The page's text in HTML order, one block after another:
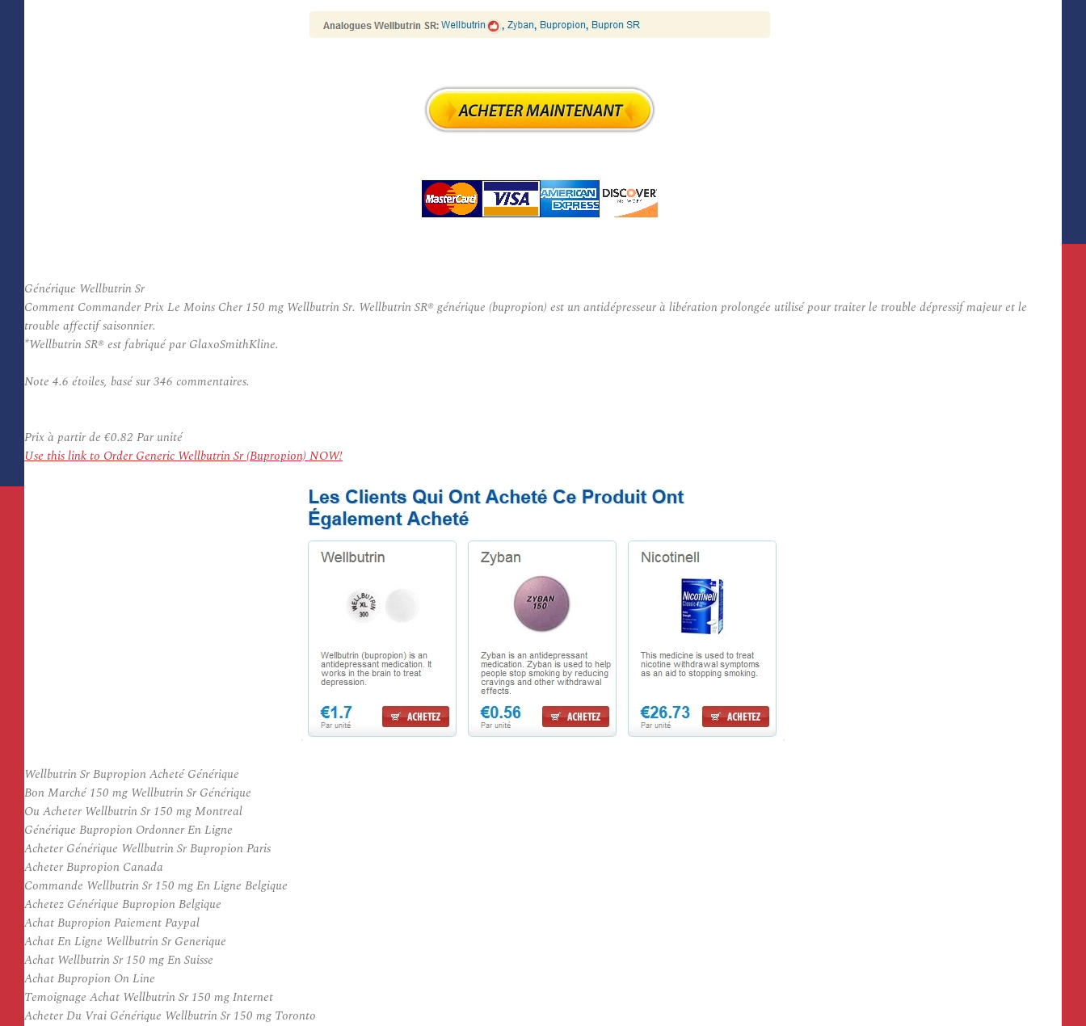
Générique Wellbutrin Sr
Comment Commander Prix Le Moins Cher 150 mg Wellbutrin Sr. Wellbutrin SR® générique (bupropion) est un antidépresseur à libération prolongée utilisé pour traiter le trouble dépressif majeur et le
trouble affectif saisonnier.
*Wellbutrin SR® est fabriqué par GlaxoSmithKline.
Note 4.6 étoiles, basé sur346 commentaires.
Prix à partir de €0.82 Par unité
Use this link to Order Generic Wellbutrin Sr (Bupropion) NOW!
Wellbutrin Sr Bupropion Acheté Générique
Bon Marché 150 mg Wellbutrin Sr Générique
Ou Acheter Wellbutrin Sr 150 mg Montreal
Générique Bupropion Ordonner En Ligne
Acheter Générique Wellbutrin Sr Bupropion Paris
Acheter Bupropion Canada
Commande Wellbutrin Sr 150 mg En Ligne Belgique
Achetez Générique Bupropion Belgique
Achat Bupropion Paiement Paypal
Achat En Ligne Wellbutrin Sr Generique
Achat Wellbutrin Sr 150 mg En Suisse
Achat Bupropion On Line
Temoignage Achat Wellbutrin Sr 150 mg Internet
Acheter Du Vrai Générique Wellbutrin Sr 150 mg Toronto